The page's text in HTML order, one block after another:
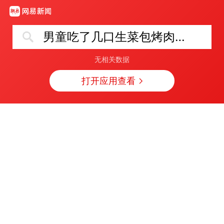
男童吃了几口生菜包烤肉感染寄生虫
无相关数据
打开应用查看